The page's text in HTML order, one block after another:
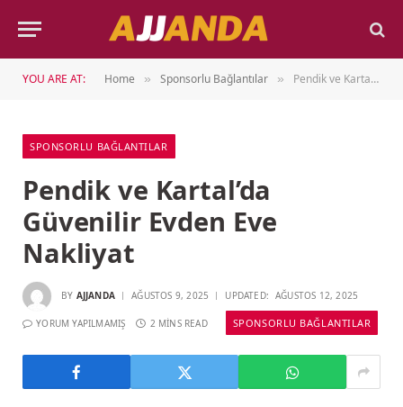
YOU ARE AT: Home » Sponsorlu Bağlantılar » Pendik ve Kartal’da Güvenilir Evden Eve Nakliyat
SPONSORLU BAĞLANTILAR
Pendik ve Kartal’da
Güvenilir Evden Eve
Nakliyat
BY AJJANDA AĞUSTOS 9, 2025 UPDATED: AĞUSTOS 12, 2025
YORUM YAPILMAMIŞ 2 MINS READ SPONSORLU BAĞLANTILAR